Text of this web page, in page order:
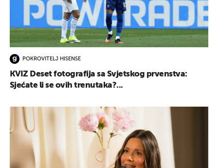
POKROVITELJ HISENSE
KVIZ Deset fotografija sa Svjetskog prvenstva:
Sjećate li se ovih trenutaka?...